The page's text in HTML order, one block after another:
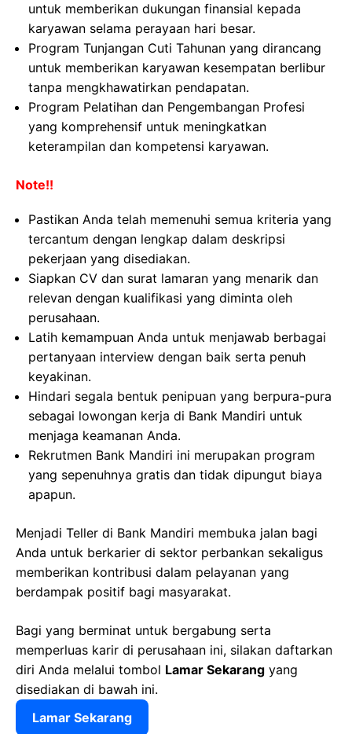
untuk memberikan dukungan finansial kepada
karyawan selama perayaan hari besar.
Program Tunjangan Cuti Tahunan yang dirancang
untuk memberikan karyawan kesempatan berlibur
tanpa mengkhawatirkan pendapatan.
Program Pelatihan dan Pengembangan Profesi
yang komprehensif untuk meningkatkan
keterampilan dan kompetensi karyawan.
Note!!
Pastikan Anda telah memenuhi semua kriteria yang
tercantum dengan lengkap dalam deskripsi
pekerjaan yang disediakan.
Siapkan CV dan surat lamaran yang menarik dan
relevan dengan kualifikasi yang diminta oleh
perusahaan.
Latih kemampuan Anda untuk menjawab berbagai
pertanyaan interview dengan baik serta penuh
keyakinan.
Hindari segala bentuk penipuan yang berpura-pura
sebagai lowongan kerja di Bank Mandiri untuk
menjaga keamanan Anda.
Rekrutmen Bank Mandiri ini merupakan program
yang sepenuhnya gratis dan tidak dipungut biaya
apapun.
Menjadi Teller di Bank Mandiri membuka jalan bagi
Anda untuk berkarier di sektor perbankan sekaligus
memberikan kontribusi dalam pelayanan yang
berdampak positif bagi masyarakat.
Bagi yang berminat untuk bergabung serta
memperluas karir di perusahaan ini, silakan daftarkan
diri Anda melalui tombol Lamar Sekarang yang
disediakan di bawah ini.
Lamar Sekarang